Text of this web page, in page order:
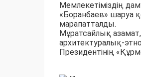
Мемлекетіміздің
«Боранбаев» шаруа
марапатталды.
Мұратсайлық
архитектуралық-
Президентінің